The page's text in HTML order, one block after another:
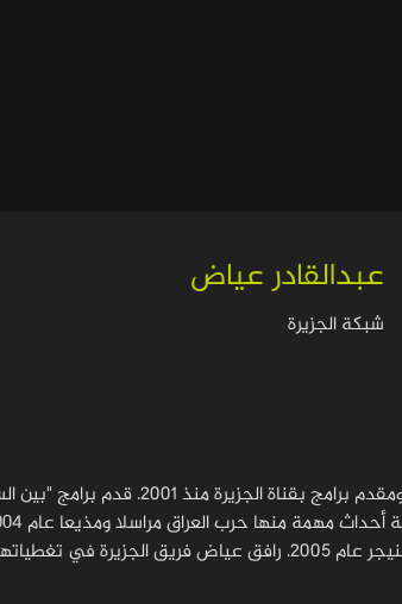
عبدالقادر عياض
شبكة الجزيرة
عبد القادر عياض، مذيع ومقدم
السياسية والإنسانية.